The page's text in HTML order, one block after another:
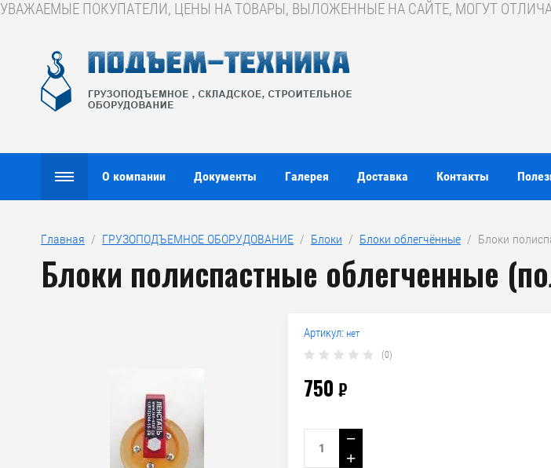
УВАЖАЕМЫЕ ПОКУПАТЕЛИ, ЦЕНЫ НА ТОВАРЫ, ВЫЛОЖЕННЫЕ НА САЙТЕ, МОГУТ
О компании Документы Галерея Доставка Контакты
Главная
  /
ГРУЗОПОДЪЕМНОЕ ОБОРУДОВАНИЕ
  /
Блоки
  /
Блоки облегчённые
/  Блоки
Блоки полиспастные облегченные
Артикул: нет
(0)
750 ₽
−
+